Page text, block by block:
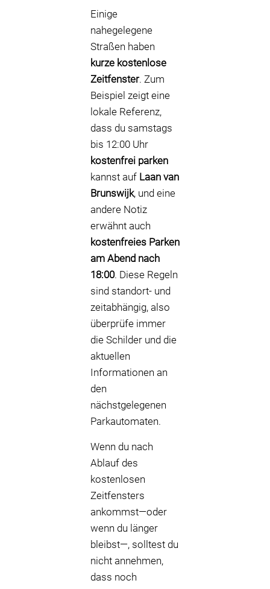
Einige
nahegelegene
Straßen haben
kurze kostenlose
Zeitfenster. Zum
Beispiel zeigt eine
lokale Referenz,
dass du samstags
bis 12:00 Uhr
kostenfrei parken
kannst auf Laan van
Brunswijk, und eine
andere Notiz
erwähnt auch
kostenfreies Parken
am Abend nach
18:00. Diese Regeln
sind standort- und
zeitabhängig, also
überprüfe immer
die Schilder und die
aktuellen
Informationen an
den
nächstgelegenen
Parkautomaten.
Wenn du nach
Ablauf des
kostenlosen
Zeitfensters
ankommst—oder
wenn du länger
bleibst—, solltest du
nicht annehmen,
dass noch